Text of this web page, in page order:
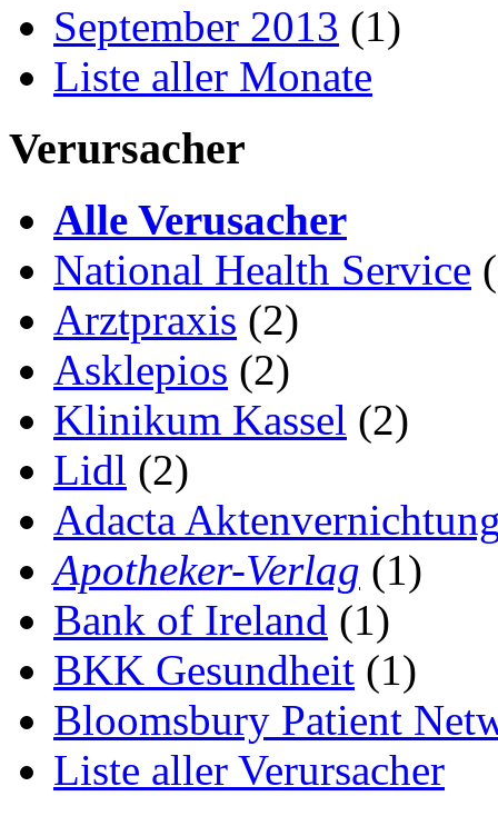
September 2013 (1)
Liste aller Monate
Verursacher
Alle Verusacher
National Health Service
Arztpraxis (2)
Asklepios (2)
Klinikum Kassel (2)
Lidl (2)
Adacta
Apotheker-Verlag (1)
Bank of Ireland (1)
BKK Gesundheit (1)
Bloomsbury Patient
Liste aller Verursacher